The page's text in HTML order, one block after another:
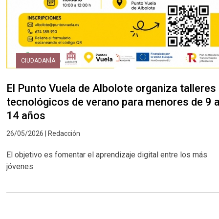
CIUDADANÍA
El Punto Vuela de Albolote organiza talleres
tecnológicos de verano para menores de 9
14 años
26/05/2026 | Redacción
El objetivo es fomentar el aprendizaje digital entre los más
jóvenes